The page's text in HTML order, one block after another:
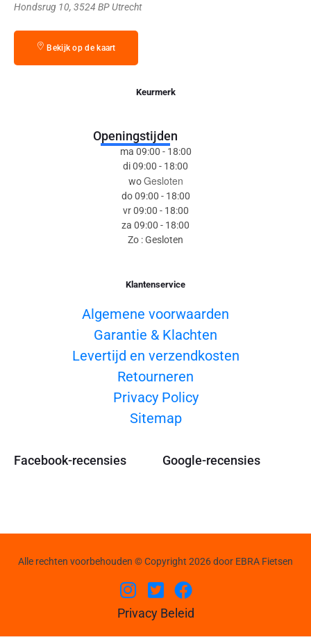
Hondsrug 10, 3524 BP Utrecht
Bekijk op de kaart
Keurmerk
Openingstijden
ma 09:00 - 18:00
di 09:00 - 18:00
woGesloten
do 09:00 - 18:00
vr 09:00 - 18:00
za 09:00 - 18:00
Zo : Gesloten
Klantenservice
Algemene voorwaarden
Garantie & Klachten
Levertijd en verzendkosten
Retourneren
Privacy Policy
Sitemap
Facebook-recensies Google-recensies
Alle rechten voorbehouden © Copyright 2026 door EBRA Fietsen
Privacy Beleid